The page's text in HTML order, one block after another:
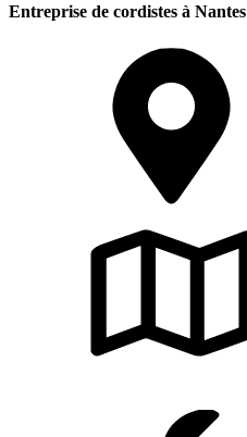
Entreprise de cordistes à Nantes